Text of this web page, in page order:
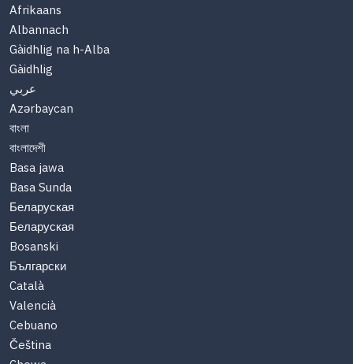
Afrikaans
Albannach
Gàidhlig na h-Alba
Gàidhlig
عربي
Azərbaycan
বাংলা
বাংলাদেশী
Basa jawa
Basa Sunda
Беларуская
Беларуская
Bosanski
Български
Català
Valencià
Cebuano
Čeština